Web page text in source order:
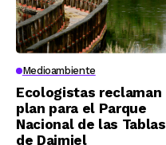
Medioambiente
Ecologistas reclaman
plan para el Parque
Nacional de las Tablas
de Daimiel